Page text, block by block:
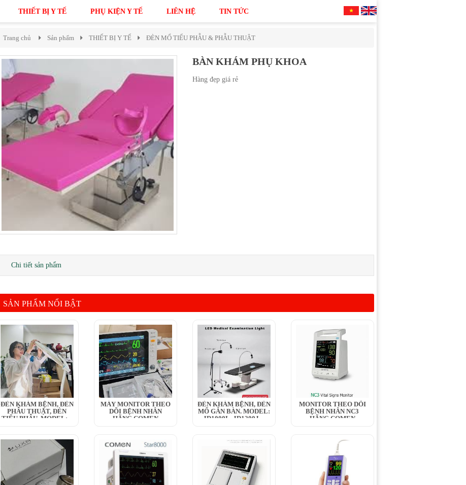
THIẾT BỊ Y TẾ PHỤ KIỆN Y TẾ LIÊN HỆ TIN TỨC
Trang chủ Sản phẩm THIẾT BỊ Y TẾ ĐÈN MỔ TIỂU PHẪU & PHẪU THUẬT
BÀN KHÁM PHỤ KHOA
Hàng đẹp giá rẻ
Chi tiết sản phẩm
SẢN PHẨM NỔI BẬT
ĐÈN KHÁM BỆNH, ĐÈN
PHẪU THUẬT, ĐÈN
TIỂU PHẪU, MODEL:...
MÁY MONITOR THEO
DÕI BỆNH NHÂN
HÃNG COMEN
ĐÈN KHÁM BỆNH, ĐÈN
MỔ GẮN BÀN. MODEL:
JD1000L, JD1200J,...
MONITOR THEO DÕI
BỆNH NHÂN NC3
HÃNG COMEN